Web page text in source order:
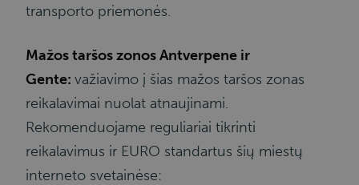
transporto priemonės.
Mažos taršos zonos Antverpene ir
Gente:važiavimo į šias mažos taršos zonas
reikalavimai nuolat atnaujinami.
Rekomenduojame reguliariai tikrinti
reikalavimus ir EURO standartus šių miestų
interneto svetainėse: